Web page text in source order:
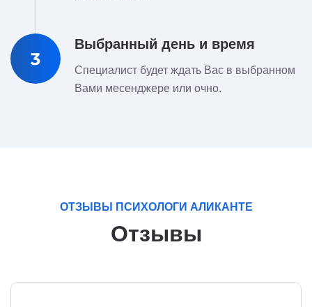
3
Выбранный день и время
Специалист будет ждать Вас в выбранном
Вами месенджере или очно.
ОТЗЫВЫ ПСИХОЛОГИ АЛИКАНТЕ
Отзывы